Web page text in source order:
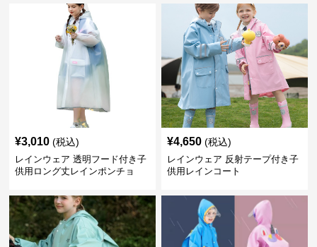
¥3,010 (税込)
レインウェア 透明フード付き子
供用ロング丈レインポンチョ
¥4,650 (税込)
レインウェア 反射テープ付き子
供用レインコート